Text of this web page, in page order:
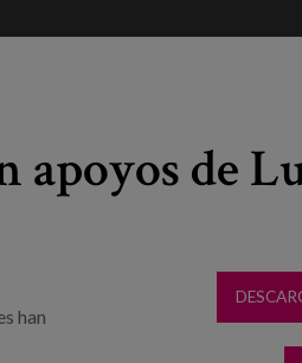
apoyos de
han